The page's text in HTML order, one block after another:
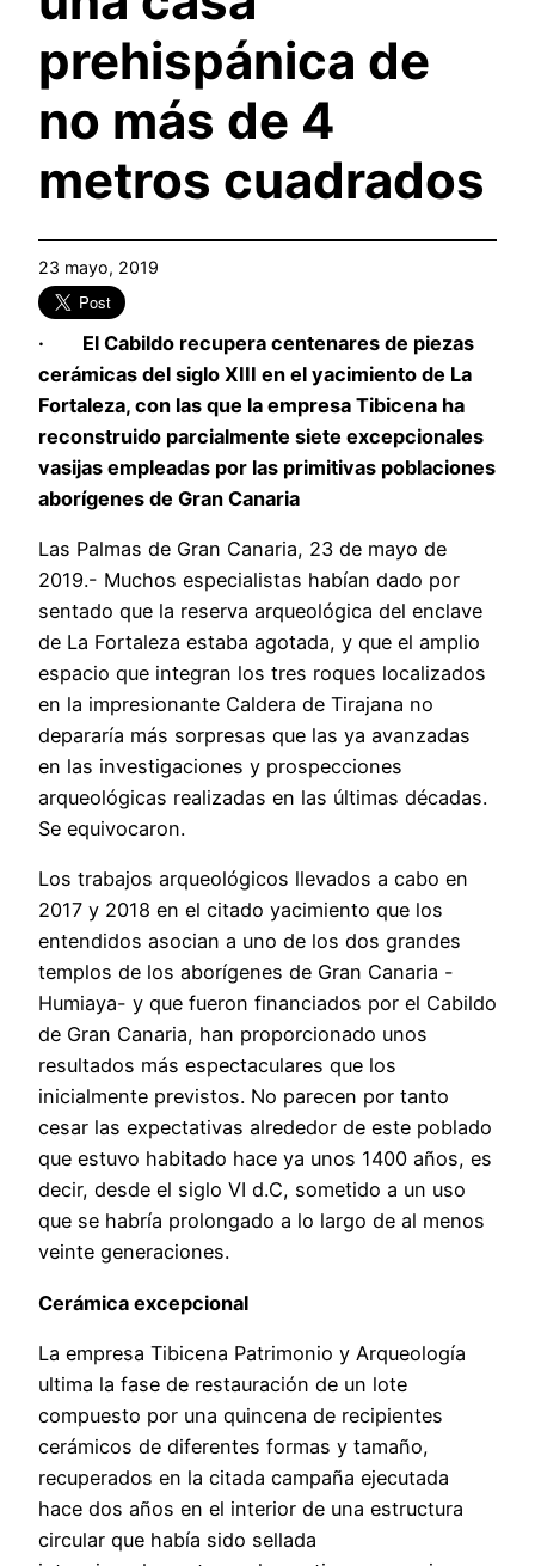
prehispánica de
no más de 4
metros cuadrados
23 mayo, 2019
· El Cabildo recupera centenares de piezas
cerámicas del siglo XIII en el yacimiento de La
Fortaleza, con las que la empresa Tibicena ha
reconstruido parcialmente siete excepcionales
vasijas empleadas por las primitivas poblaciones
aborígenes de Gran Canaria
Las Palmas de Gran Canaria, 23 de mayo de
2019.- Muchos especialistas habían dado por
sentado que la reserva arqueológica del enclave
de La Fortaleza estaba agotada, y que el amplio
espacio que integran los tres roques localizados
en la impresionante Caldera de Tirajana no
depararía más sorpresas que las ya avanzadas
en las investigaciones y prospecciones
arqueológicas realizadas en las últimas décadas.
Se equivocaron.
Los trabajos arqueológicos llevados a cabo en
2017 y 2018 en el citado yacimiento que los
entendidos asocian a uno de los dos grandes
templos de los aborígenes de Gran Canaria -
Humiaya- y que fueron financiados por el Cabildo
de Gran Canaria, han proporcionado unos
resultados más espectaculares que los
inicialmente previstos. No parecen por tanto
cesar las expectativas alrededor de este poblado
que estuvo habitado hace ya unos 1400 años, es
decir, desde el siglo VI d.C, sometido a un uso
que se habría prolongado a lo largo de al menos
veinte generaciones.
Cerámica excepcional
La empresa Tibicena Patrimonio y Arqueología
ultima la fase de restauración de un lote
compuesto por una quincena de recipientes
cerámicos de diferentes formas y tamaño,
recuperados en la citada campaña ejecutada
hace dos años en el interior de una estructura
circular que había sido sellada